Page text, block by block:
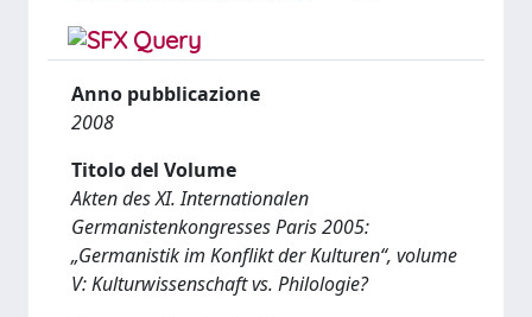
Anno pubblicazione
2008
Titolo del Volume
Akten des XI. Internationalen
Germanistenkongresses Paris 2005:
„Germanistik im Konflikt der Kulturen“, volume
V: Kulturwissenschaft vs. Philologie?